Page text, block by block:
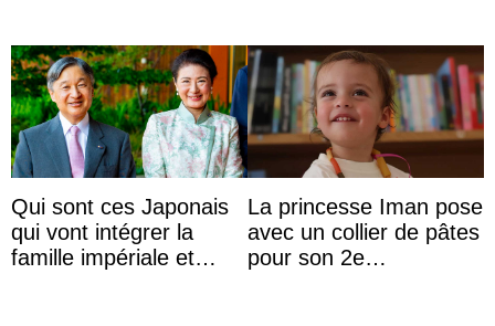
Qui sont ces Japonais
qui vont intégrer la
famille impériale et
La princesse Iman pose
avec un collier de pâtes
pour son 2e